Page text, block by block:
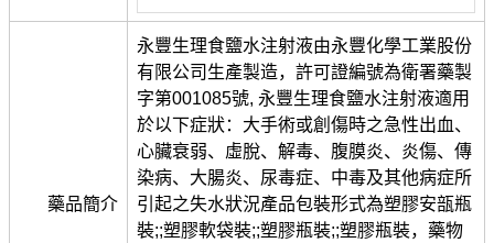
藥品簡介
永豐生理食鹽水注射液由永豐化學工業股份
有限公司生產製造，許可證編號為衛署藥製
字第001085號, 永豐生理食鹽水注射液適用
於以下症狀：大手術或創傷時之急性出血、
心臟衰弱、虛脫、解毒、腹膜炎、炎傷、傳
染病、大腸炎、尿毒症、中毒及其他病症所
引起之失水狀況產品包裝形式為塑膠安瓿瓶
裝;;塑膠軟袋裝;;塑膠瓶裝;;塑膠瓶裝，藥物